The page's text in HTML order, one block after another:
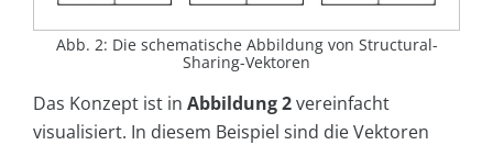
Abb. 2: Die schematische Abbildung von Structural-
Sharing-Vektoren
Das Konzept ist in Abbildung 2vereinfacht
visualisiert. In diesem Beispiel sind die Vektoren